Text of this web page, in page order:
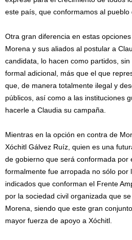
este país, que conformamos al pueblo
Otra gran diferencia en estas
Morena y sus aliados al postular a
candidata, lo hacen como partidos,
formal adicional, más que el que
que, de manera totalmente ilegal y
públicos, así como a las instituciones
hacerle a Claudia su campaña.
Mientras en la opción en contra de
Xóchitl Gálvez Ruíz, quien es una
de gobierno que será conformada por
formalmente fue arropada no sólo por
indicados que conforman el Frente
por la sociedad civil organizada que
Morena, siendo que este gran
mayor fuerza de apoyo a Xóchitl.